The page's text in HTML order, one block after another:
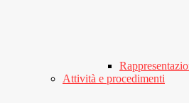
Attività e procedimenti